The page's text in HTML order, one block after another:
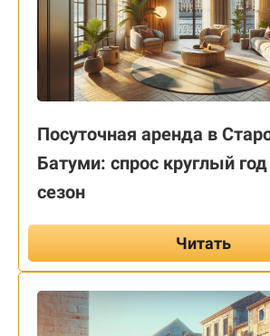
Посуточная аренда в
Батуми: спрос круглый
сезон
Читать